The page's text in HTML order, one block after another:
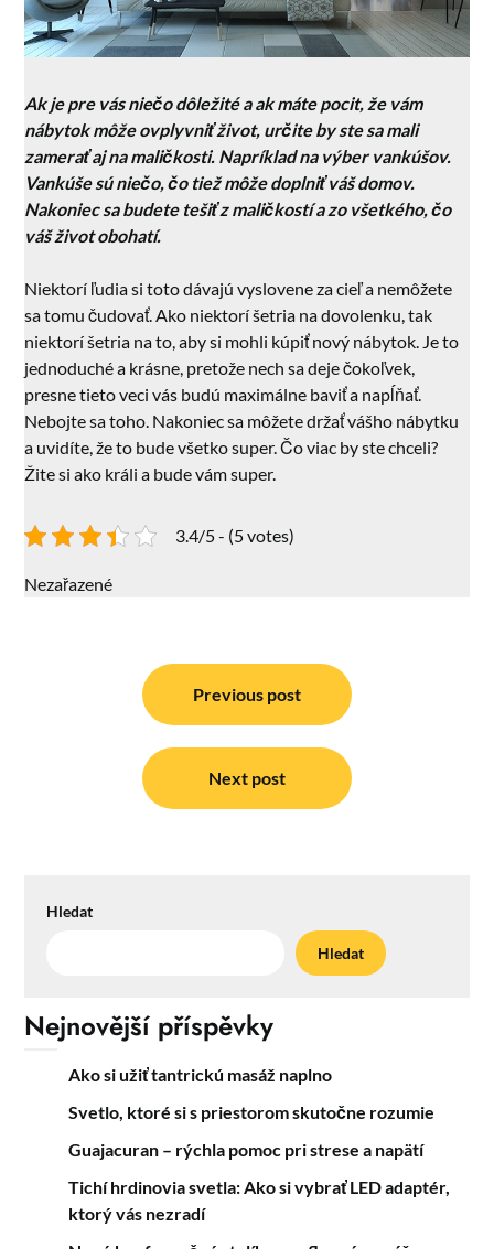
Ak je pre vás niečo dôležité a ak máte pocit, že vám
nábytok môže ovplyvniť život, určite by ste sa mali
zamerať aj na maličkosti. Napríklad na výber vankúšov.
Vankúše sú niečo, čo tiež môže doplniť váš domov.
Nakoniec sa budete tešiť z maličkostí a zo všetkého, čo
váš život obohatí.
Niektorí ľudia si toto dávajú vyslovene za cieľ a nemôžete
sa tomu čudovať. Ako niektorí šetria na dovolenku, tak
niektorí šetria na to, aby si mohli kúpiť nový nábytok. Je to
jednoduché a krásne, pretože nech sa deje čokoľvek,
presne tieto veci vás budú maximálne baviť a napĺňať.
Nebojte sa toho. Nakoniec sa môžete držať vášho nábytku
a uvidíte, že to bude všetko super. Čo viac by ste chceli?
Žite si ako králi a bude vám super.
3.4/5 - (5 votes)
Nezařazené
Previous post
Next post
Hledat
Hledat
Nejnovější příspěvky
Ako si užiť tantrickú masáž naplno
Svetlo, ktoré si s priestorom skutočne rozumie
Guajacuran – rýchla pomoc pri strese a napätí
Tichí hrdinovia svetla: Ako si vybrať LED adaptér,
ktorý vás nezradí